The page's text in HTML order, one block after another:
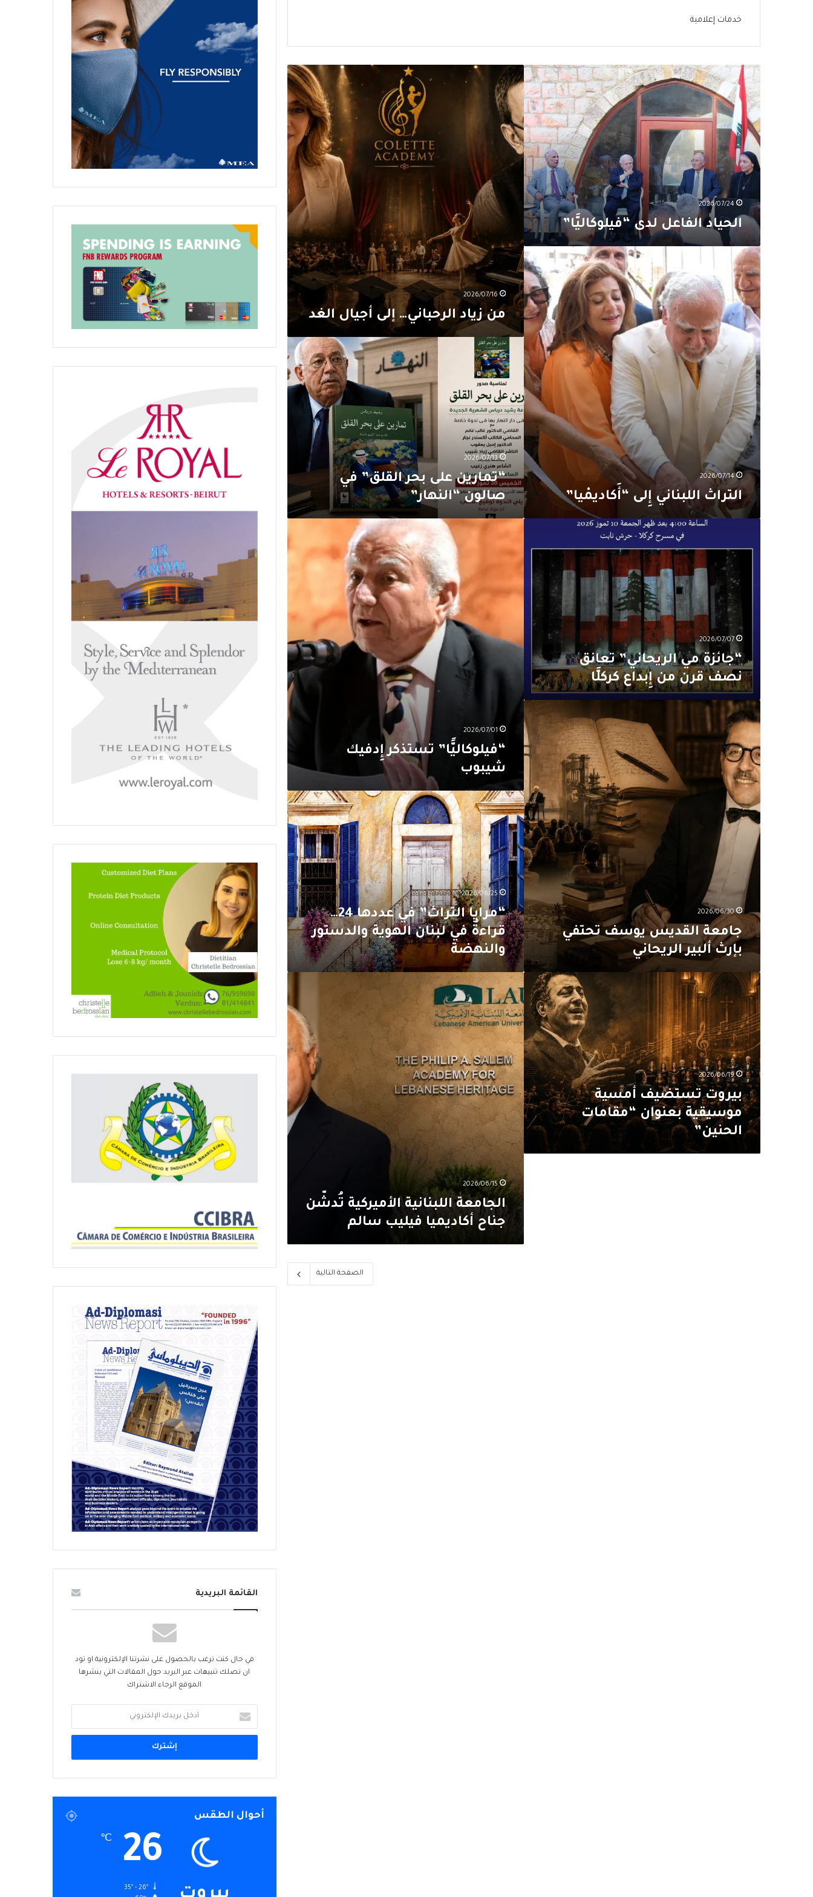
خدمات إعلامية
الحياد
الفاعل
لدى
“فيلوكاليَّا”
2026/07/24
الحياد الفاعل لدى “فيلوكاليَّا”
من
زياد
الرحباني…
إلى
أجيال
الغد
2026/07/16
من زياد الرحباني… إلى أجيال الغد
التراث
اللبناني
إِلى
“أَكاديمْيا”
2026/07/14
التراث اللبناني إِلى “أَكاديمْيا”
“تمارين
بحر
القلق”
في
صالون
“النهار”
2026/07/13
“تمارين على بحر القلق” في
صالون “النهار”
الريحاني”
2026/07/07
“جائزة مي الريحاني” تعانق
نصف قرن من إِبداع كركلَّا
“فيلوكاليًّا”
إِدفيك
2026/07/01
“فيلوكاليًّا” تستذكر إِدفيك
شيبوب
جامعة
القديس
يوسف
تحتفي
بإرث
ألبير
الريحاني
2026/06/30
جامعة القديس يوسف تحتفي
بإرث ألبير الريحاني
“مرايا
التراث”
في
عددها
قراءةٌ
في
لبنان
الهوية
والدستور
والنهضة
2026/06/25
“مرايا التراث” في عددها 24…
قراءةٌ في لبنان الهوية والدستور
والنهضة
بيروت
تستضيف
أمسية
موسيقية
بعنوان
“مقامات
الحنين”
2026/06/19
بيروت تستضيف أمسية
موسيقية بعنوان “مقامات
الحنين”
الجامعة
اللبنانية
الأميركية
تُدشّن
جناح
أكاديميا
فيليب
سالم
2026/06/15
الجامعة اللبنانية الأميركية تُدشّن
جناح أكاديميا فيليب سالم
الصفحة التالية
القائمة البريدية
في حال كنت ترغب بالحصول على نشرتنا الإلكترونية او تود
ان تصلك تنبيهات عبر البريد حول المقالات التي ينشرها
الموقع الرجاء الاشتراك
بريدك
الإلكتروني
أحوال الطقس
26
℃